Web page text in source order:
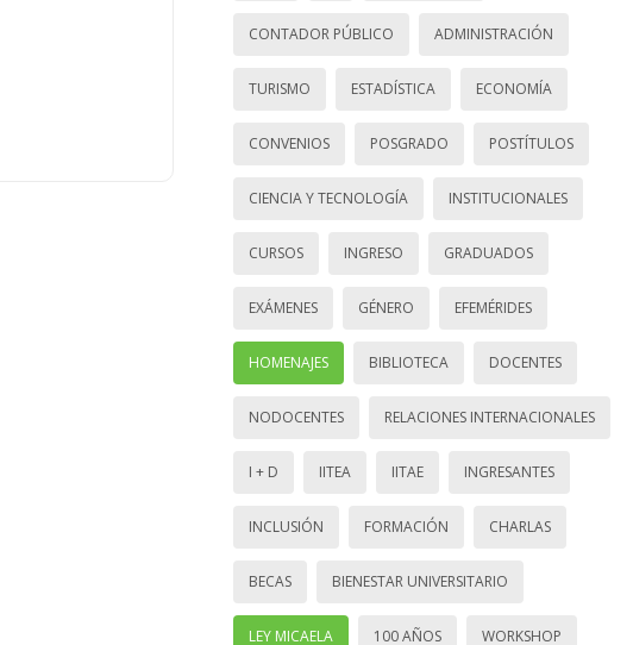
CONTADOR PÚBLICO ADMINISTRACIÓN
TURISMO ESTADÍSTICA ECONOMÍA
CONVENIOS POSGRADO POSTÍTULOS
CIENCIA Y TECNOLOGÍA INSTITUCIONALES
CURSOS INGRESO GRADUADOS
EXÁMENES GÉNERO EFEMÉRIDES
HOMENAJES BIBLIOTECA DOCENTES
NODOCENTES RELACIONES INTERNACIONALES
I + D IITEA IITAE INGRESANTES
INCLUSIÓN FORMACIÓN CHARLAS
BECAS BIENESTAR UNIVERSITARIO
LEY MICAELA 100 AÑOS WORKSHOP